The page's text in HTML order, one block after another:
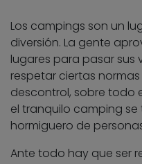
Los campings son un
diversión. La gente
lugares para pasar sus
respetar ciertas
descontrol, sobre todo
el tranquilo camping
hormiguero de
Ante todo hay que ser